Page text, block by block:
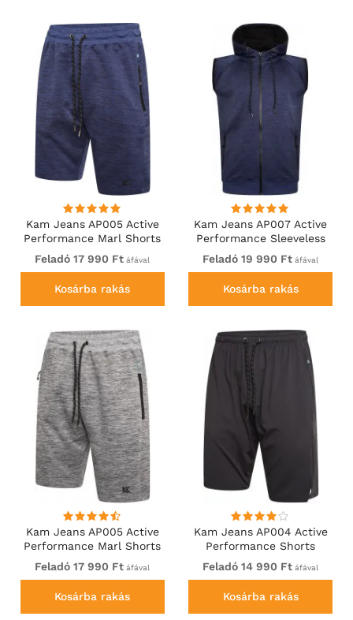
Kam Jeans AP005 Active
Performance Marl Shorts
Indigo
Feladó 17 990 Ft áfával
Kosárba rakás
Kam Jeans AP007 Active
Performance Sleeveless
Hoody Indigo
Feladó 19 990 Ft áfával
Kosárba rakás
Kam Jeans AP005 Active
Performance Marl Shorts
Grey
Feladó 17 990 Ft áfával
Kosárba rakás
Kam Jeans AP004 Active
Performance Shorts
Charcoal
Feladó 14 990 Ft áfával
Kosárba rakás